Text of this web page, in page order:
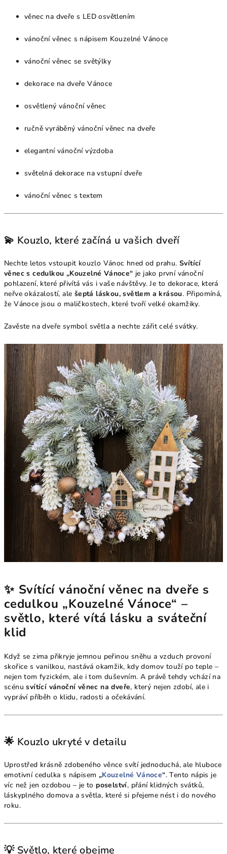
věnec na dveře s LED osvětlením
vánoční věnec s nápisem Kouzelné Vánoce
vánoční věnec se světýlky
dekorace na dveře Vánoce
osvětlený vánoční věnec
ručně vyráběný vánoční věnec na dveře
elegantní vánoční výzdoba
světelná dekorace na vstupní dveře
vánoční věnec s textem
💫 Kouzlo, které začíná u vašich dveří
Nechte letos vstoupit kouzlo Vánoc hned od prahu. Svítící
věnec s cedulkou „Kouzelné Vánoce“ je jako první vánoční
pohlazení, které přivítá vás i vaše návštěvy. Je to dekorace, která
neřve okázalostí, ale šeptá láskou, světlem a krásou. Připomíná,
že Vánoce jsou o maličkostech, které tvoří velké okamžiky.
Zavěste na dveře symbol světla a nechte zářit celé svátky.
✨ Svítící vánoční věnec na dveře s
cedulkou „Kouzelné Vánoce“ –
světlo, které vítá lásku a sváteční
klid
Když se zima přikryje jemnou peřinou sněhu a vzduch provoní
skořice s vanilkou, nastává okamžik, kdy domov touží po teple –
nejen tom fyzickém, ale i tom duševním. A právě tehdy vchází na
scénusvítící vánoční věnec na dveře, který nejen zdobí, ale i
vypráví příběh o klidu, radosti a očekávání.
🌟 Kouzlo ukryté v detailu
Uprostřed krásně zdobeného věnce svítí jednoduchá, ale hluboce
emotivní cedulka s nápisem „Kouzelné Vánoce“. Tento nápis je
víc než jen ozdobou – je to poselství, přání klidných svátků,
láskyplného domova a světla, které si přejeme nést i do nového
roku.
💡 Světlo, které obejme